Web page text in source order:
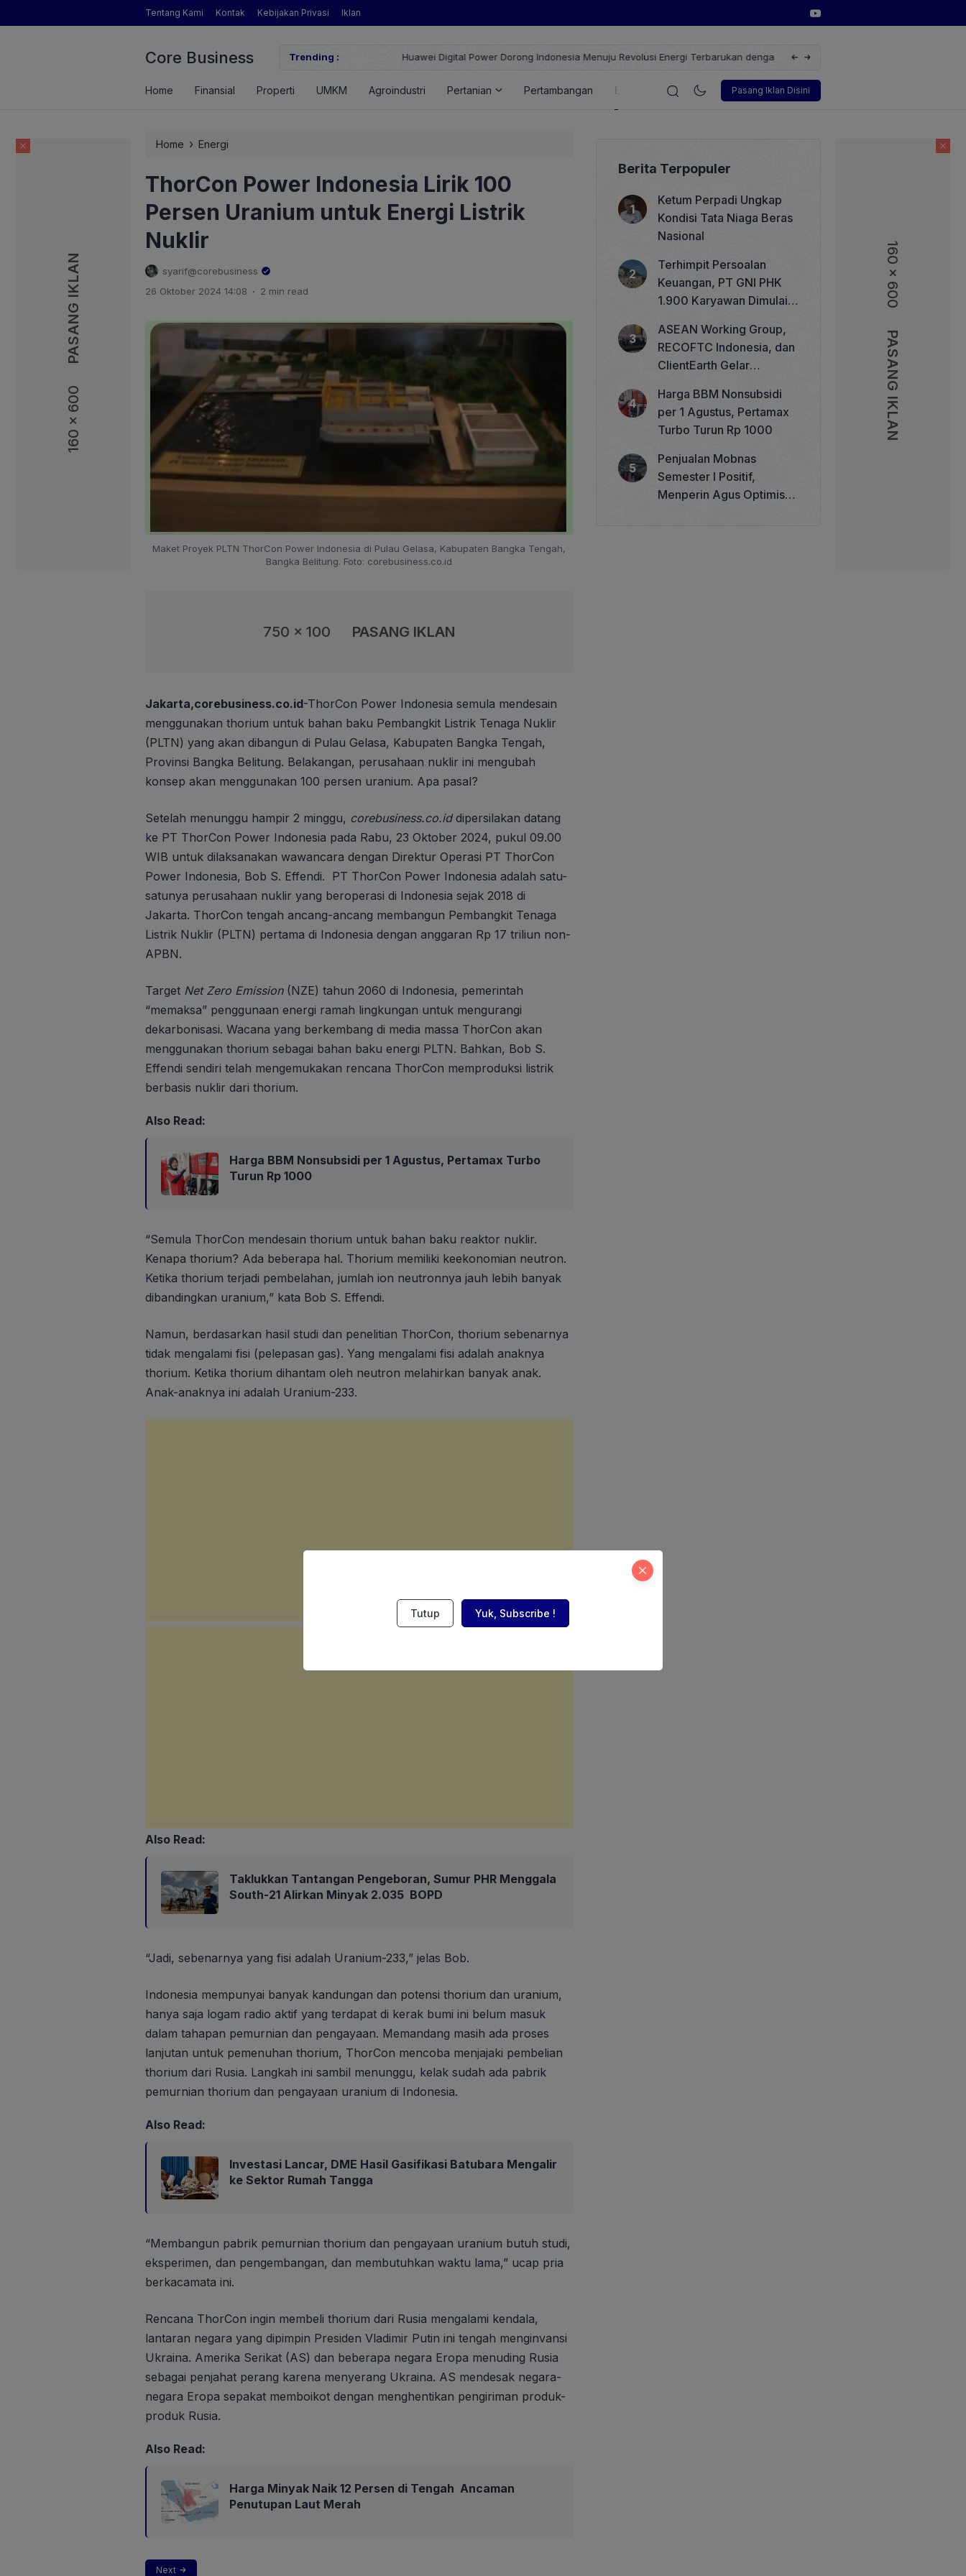
160 x 600
PASANG IKLAN 160 x 600
PASANG IKLAN
Tentang Kami Kontak Kebijakan Privasi Iklan
Core Business Trending :
Pertanian yang Dimaksud Mentan Amran?
Huawei Digital Power Dorong Indonesia Menuju Revolusi Energi Terbarukan dengan Solusi
Wakil Direktur Utama PT Pelindo,
Pasang Iklan Disini
Home Finansial Properti UMKM Agroindustri Pertanian Pertambangan Energi Korporasi Teknologi Otomotif
160 x 600
PASANG IKLAN
Home › Energi
ThorCon Power Indonesia Lirik 100
Persen Uranium untuk Energi Listrik
Nuklir
syarif@corebusiness
26 Oktober 2024 14:08 . 2 min read
Maket Proyek PLTN ThorCon Power Indonesia di Pulau Gelasa, Kabupaten Bangka Tengah,
Bangka Belitung. Foto: corebusiness.co.id
750 x 100 PASANG IKLAN
Jakarta,corebusiness.co.id-ThorCon Power Indonesia semula mendesain
menggunakan thorium untuk bahan baku Pembangkit Listrik Tenaga Nuklir
(PLTN) yang akan dibangun di Pulau Gelasa, Kabupaten Bangka Tengah,
Provinsi Bangka Belitung. Belakangan, perusahaan nuklir ini mengubah
konsep akan menggunakan 100 persen uranium. Apa pasal?
Setelah menunggu hampir 2 minggu, corebusiness.co.iddipersilakan datang
ke PT ThorCon Power Indonesia pada Rabu, 23 Oktober 2024, pukul 09.00
WIB untuk dilaksanakan wawancara dengan Direktur Operasi PT ThorCon
Power Indonesia, Bob S. Effendi. PT ThorCon Power Indonesia adalah satu-
satunya perusahaan nuklir yang beroperasi di Indonesia sejak 2018 di
Jakarta. ThorCon tengah ancang-ancang membangun Pembangkit Tenaga
Listrik Nuklir (PLTN) pertama di Indonesia dengan anggaran Rp 17 triliun non-
APBN.
Target Net Zero Emission(NZE) tahun 2060 di Indonesia, pemerintah
“memaksa” penggunaan energi ramah lingkungan untuk mengurangi
dekarbonisasi. Wacana yang berkembang di media massa ThorCon akan
menggunakan thorium sebagai bahan baku energi PLTN. Bahkan, Bob S.
Effendi sendiri telah mengemukakan rencana ThorCon memproduksi listrik
berbasis nuklir dari thorium.
Also Read:
Harga BBM Nonsubsidi per 1 Agustus, Pertamax Turbo
Turun Rp 1000
“Semula ThorCon mendesain thorium untuk bahan baku reaktor nuklir.
Kenapa thorium? Ada beberapa hal. Thorium memiliki keekonomian neutron.
Ketika thorium terjadi pembelahan, jumlah ion neutronnya jauh lebih banyak
dibandingkan uranium,” kata Bob S. Effendi.
Namun, berdasarkan hasil studi dan penelitian ThorCon, thorium sebenarnya
tidak mengalami fisi (pelepasan gas). Yang mengalami fisi adalah anaknya
thorium. Ketika thorium dihantam oleh neutron melahirkan banyak anak.
Anak-anaknya ini adalah Uranium-233.
Also Read:
Taklukkan Tantangan Pengeboran, Sumur PHR Menggala
South-21 Alirkan Minyak 2.035 BOPD
“Jadi, sebenarnya yang fisi adalah Uranium-233,” jelas Bob.
Indonesia mempunyai banyak kandungan dan potensi thorium dan uranium,
hanya saja logam radio aktif yang terdapat di kerak bumi ini belum masuk
dalam tahapan pemurnian dan pengayaan. Memandang masih ada proses
lanjutan untuk pemenuhan thorium, ThorCon mencoba menjajaki pembelian
thorium dari Rusia. Langkah ini sambil menunggu, kelak sudah ada pabrik
pemurnian thorium dan pengayaan uranium di Indonesia.
Also Read:
Investasi Lancar, DME Hasil Gasifikasi Batubara Mengalir
ke Sektor Rumah Tangga
“Membangun pabrik pemurnian thorium dan pengayaan uranium butuh studi,
eksperimen, dan pengembangan, dan membutuhkan waktu lama,” ucap pria
berkacamata ini.
Rencana ThorCon ingin membeli thorium dari Rusia mengalami kendala,
lantaran negara yang dipimpin Presiden Vladimir Putin ini tengah menginvansi
Ukraina. Amerika Serikat (AS) dan beberapa negara Eropa menuding Rusia
sebagai penjahat perang karena menyerang Ukraina. AS mendesak negara-
negara Eropa sepakat memboikot dengan menghentikan pengiriman produk-
produk Rusia.
Also Read:
Harga Minyak Naik 12 Persen di Tengah Ancaman
Penutupan Laut Merah
Next
Berita Terpopuler
Ketum Perpadi Ungkap
Kondisi Tata Niaga Beras
Nasional
Terhimpit Persoalan
Keuangan, PT GNI PHK
1.900 Karyawan Dimulai 5
ASEAN Working Group,
RECOFTC Indonesia, dan
ClientEarth Gelar
Memperkuat Tata Kelola
Perhutanan Sosial
Harga BBM Nonsubsidi
per 1 Agustus, Pertamax
Turbo Turun Rp 1000
Penjualan Mobnas
Semester I Positif,
Menperin Agus Optimistis
Tutup Yuk, Subscribe !